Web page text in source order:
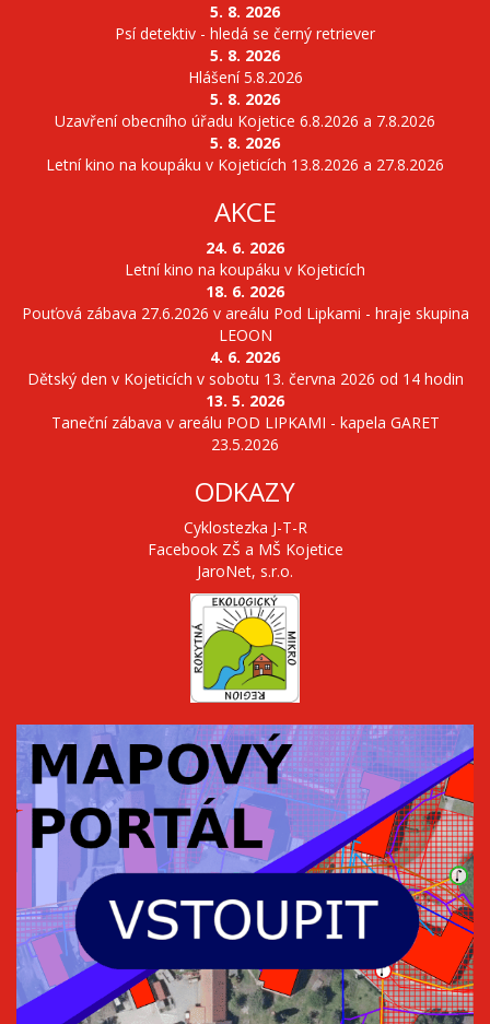
5. 8. 2026
Psí detektiv - hledá se černý retriever
5. 8. 2026
Hlášení 5.8.2026
5. 8. 2026
Uzavření obecního úřadu Kojetice 6.8.2026 a 7.8.2026
5. 8. 2026
Letní kino na koupáku v Kojeticích 13.8.2026 a 27.8.2026
AKCE
24. 6. 2026
Letní kino na koupáku v Kojeticích
18. 6. 2026
Pouťová zábava 27.6.2026 v areálu Pod Lipkami - hraje skupina
LEOON
4. 6. 2026
Dětský den v Kojeticích v sobotu 13. června 2026 od 14 hodin
13. 5. 2026
Taneční zábava v areálu POD LIPKAMI - kapela GARET
23.5.2026
ODKAZY
Cyklostezka J-T-R
Facebook ZŠ a MŠ Kojetice
JaroNet, s.r.o.